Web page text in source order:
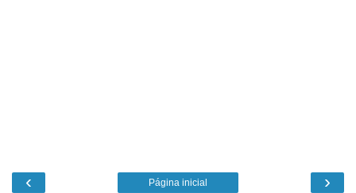
‹ ›
Página inicial